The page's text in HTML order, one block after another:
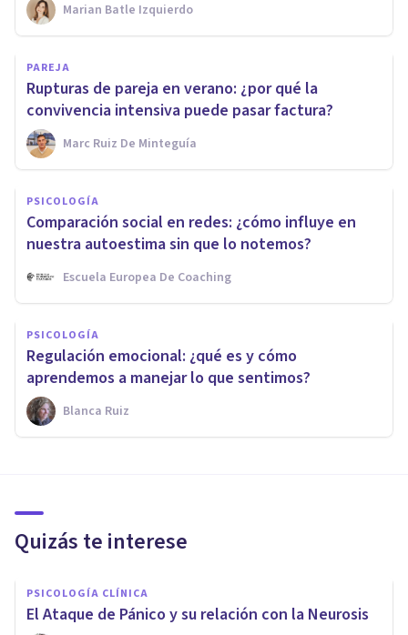
Marian Batle Izquierdo
PAREJA
Rupturas de pareja en verano: ¿por qué la
convivencia intensiva puede pasar factura?
Marc Ruiz De Minteguía
PSICOLOGÍA
Comparación social en redes: ¿cómo influye en
nuestra autoestima sin que lo notemos?
Escuela Europea De Coaching
PSICOLOGÍA
Regulación emocional: ¿qué es y cómo
aprendemos a manejar lo que sentimos?
Blanca Ruiz
Quizás te interese
PSICOLOGÍA CLÍNICA
El Ataque de Pánico y su relación con la Neurosis